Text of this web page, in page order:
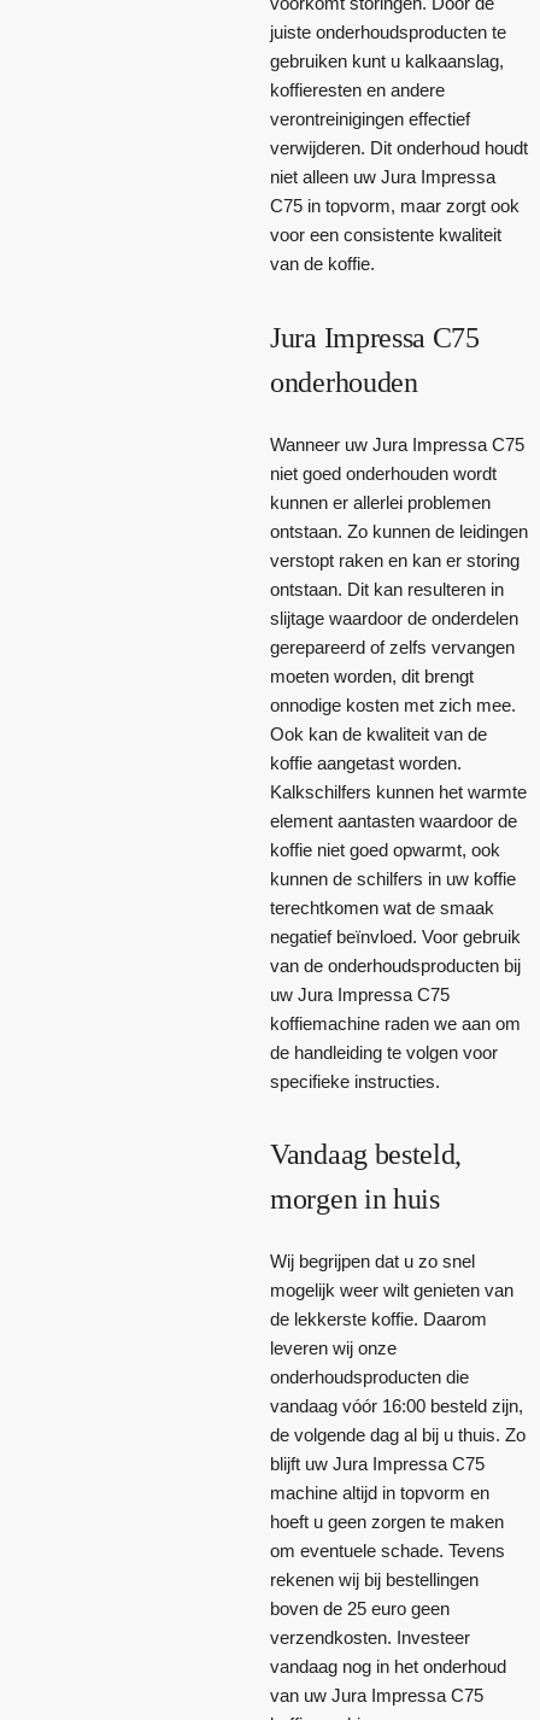
juiste onderhoudsproducten te
gebruiken kunt u kalkaanslag,
koffieresten en andere
verontreinigingen effectief
verwijderen. Dit onderhoud houdt
niet alleen uw Jura Impressa
C75 in topvorm, maar zorgt ook
voor een consistente kwaliteit
van de koffie.
Jura Impressa C75
onderhouden
Wanneer uw Jura Impressa C75
niet goed onderhouden wordt
kunnen er allerlei problemen
ontstaan. Zo kunnen de leidingen
verstopt raken en kan er storing
ontstaan. Dit kan resulteren in
slijtage waardoor de onderdelen
gerepareerd of zelfs vervangen
moeten worden, dit brengt
onnodige kosten met zich mee.
Ook kan de kwaliteit van de
koffie aangetast worden.
Kalkschilfers kunnen het warmte
element aantasten waardoor de
koffie niet goed opwarmt, ook
kunnen de schilfers in uw koffie
terechtkomen wat de smaak
negatief beïnvloed. Voor gebruik
van de onderhoudsproducten bij
uw Jura Impressa C75
koffiemachine raden we aan om
de handleiding te volgen voor
specifieke instructies.
Vandaag besteld,
morgen in huis
Wij begrijpen dat u zo snel
mogelijk weer wilt genieten van
de lekkerste koffie. Daarom
leveren wij onze
onderhoudsproducten die
vandaag vóór 16:00 besteld zijn,
de volgende dag al bij u thuis. Zo
blijft uw Jura Impressa C75
machine altijd in topvorm en
hoeft u geen zorgen te maken
om eventuele schade. Tevens
rekenen wij bij bestellingen
boven de 25 euro geen
verzendkosten. Investeer
vandaag nog in het onderhoud
van uw Jura Impressa C75